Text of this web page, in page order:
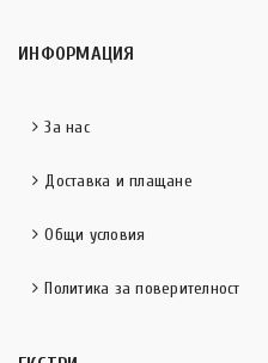
ИНФОРМАЦИЯ
За нас
Доставка и плащане
Общи условия
Политика за поверителност